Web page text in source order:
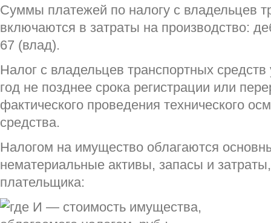
Суммы платежей по налогу с владельцев
включаются в затраты на производство:
67 (влад).
Налог с владельцев транспортных
год не позднее срока регистрации или
фактического проведения технического
средства.
Налогом на имущество облагаются
нематериальные активы, запасы и
плательщика: